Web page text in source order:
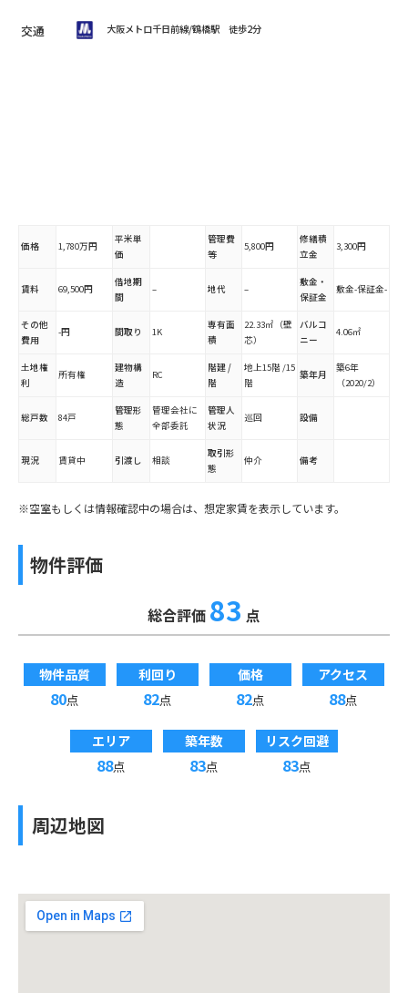
交通 大阪メトロ千日前線/鶴橋駅 徒歩2分
価格 1,780万円
平米単
価
管理費
等
5,800円
修繕積
立金
3,300円
賃料 69,500円
借地期
間
– 地代 –
敷金・
保証金
敷金-保証金-
その他
費用
-円 間取り 1K
専有面
積
22.33㎡（壁
芯）
バルコ
ニー
4.06㎡
土地権
利
所有権
建物構
造
RC
階建 /
階
地上15階 /15
階
築年月
築6年
（2020/2）
総戸数 84戸
管理形
態
管理会社に
全部委託
管理人
状況
巡回 設備
現況 賃貸中 引渡し 相談
取引形
態
仲介 備考
※空室もしくは情報確認中の場合は、想定家賃を表示しています。
物件評価
総合評価 83 点
物件品質
80点
利回り
82点
価格
82点
アクセス
88点
エリア
88点
築年数
83点
リスク回避
83点
周辺地図